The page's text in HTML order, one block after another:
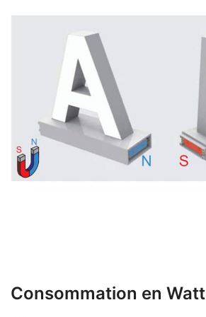
Consommation en